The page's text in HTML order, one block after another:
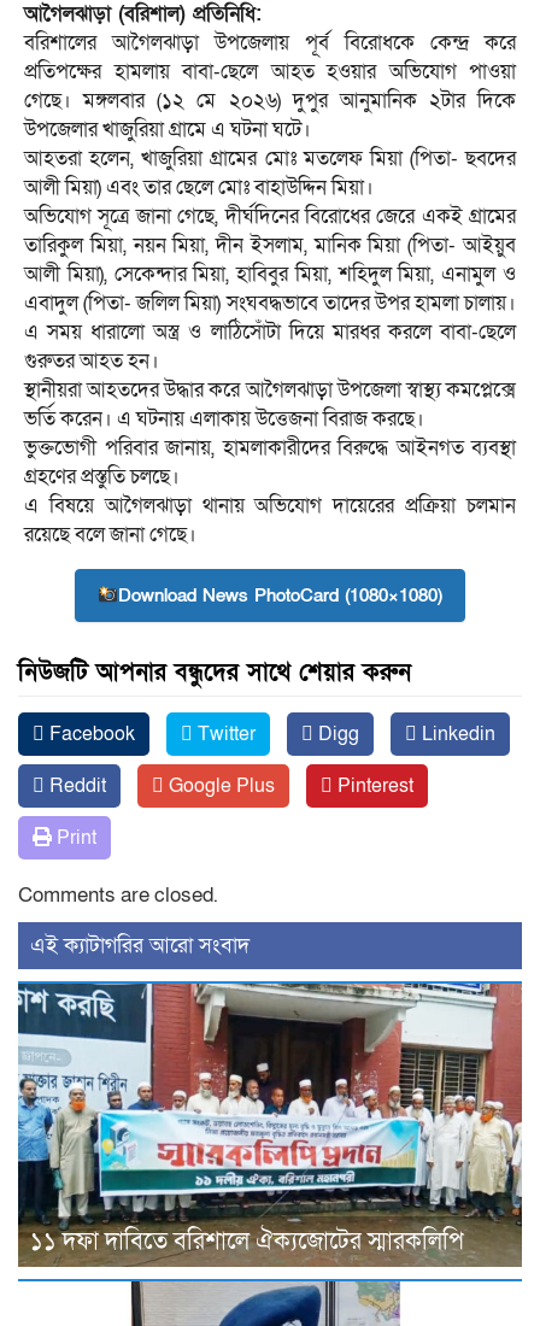
আগৈলঝাড়া (বরিশাল) প্রতিনিধি:
বরিশালের আগৈলঝাড়া উপজেলায় পূর্ব বিরোধকে কেন্দ্র করে
প্রতিপক্ষের হামলায় বাবা-ছেলে আহত হওয়ার অভিযোগ পাওয়া
গেছে। মঙ্গলবার (১২ মে ২০২৬) দুপুর আনুমানিক ২টার দিকে
উপজেলার খাজুরিয়া গ্রামে এ ঘটনা ঘটে।
আহতরা হলেন, খাজুরিয়া গ্রামের মোঃ মতলেফ মিয়া (পিতা- ছবদের
আলী মিয়া) এবং তার ছেলে মোঃ বাহাউদ্দিন মিয়া।
অভিযোগ সূত্রে জানা গেছে, দীর্ঘদিনের বিরোধের জেরে একই গ্রামের
তারিকুল মিয়া, নয়ন মিয়া, দীন ইসলাম, মানিক মিয়া (পিতা- আইয়ুব
আলী মিয়া), সেকেন্দার মিয়া, হাবিবুর মিয়া, শহিদুল মিয়া, এনামুল ও
এবাদুল (পিতা- জলিল মিয়া) সংঘবদ্ধভাবে তাদের উপর হামলা চালায়।
এ সময় ধারালো অস্ত্র ও লাঠিসোঁটা দিয়ে মারধর করলে বাবা-ছেলে
গুরুতর আহত হন।
স্থানীয়রা আহতদের উদ্ধার করে আগৈলঝাড়া উপজেলা স্বাস্থ্য কমপ্লেক্সে
ভর্তি করেন। এ ঘটনায় এলাকায় উত্তেজনা বিরাজ করছে।
ভুক্তভোগী পরিবার জানায়, হামলাকারীদের বিরুদ্ধে আইনগত ব্যবস্থা
গ্রহণের প্রস্তুতি চলছে।
এ বিষয়ে আগৈলঝাড়া থানায় অভিযোগ দায়েরের প্রক্রিয়া চলমান
রয়েছে বলে জানা গেছে।
Download News PhotoCard (1080×1080)
নিউজটি আপনার বন্ধুদের সাথে শেয়ার করুন
Facebook Twitter Digg
Linkedin
Reddit
Google Plus
Pinterest
Print
Comments are closed.
‍এই ক্যাটাগরির ‍আরো সংবাদ
১১ দফা দাবিতে বরিশালে ঐক্যজোটের স্মারকলিপি